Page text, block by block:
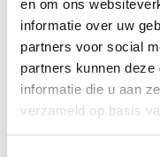
en om ons
informatie over uw
partners voor social
partners kunnen
informatie die u aan
verzameld op basis